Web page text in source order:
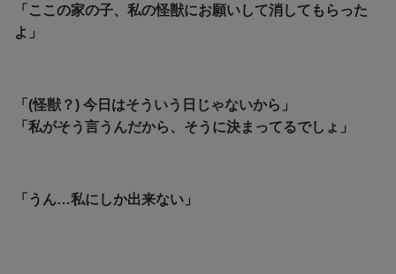
「ここの家の子、私の怪獣にお願いして消してもらった
よ」
「(怪獣？) 今日はそういう日じゃないから」
「私がそう言うんだから、そうに決まってるでしょ」
「うん…私にしか出来ない」